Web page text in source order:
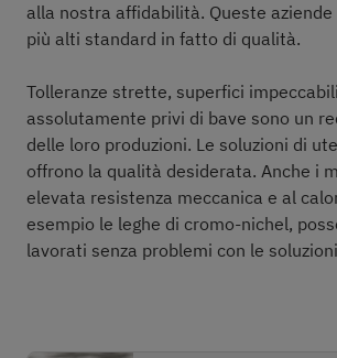
alla nostra affidabilità. Queste
più alti standard in fatto di qualità.
Tolleranze strette, superfici
assolutamente privi di bave sono un
delle loro produzioni. Le soluzioni di
offrono la qualità desiderata. Anche i
elevata resistenza meccanica e al
esempio le leghe di cromo-nichel,
lavorati senza problemi con le soluzioni